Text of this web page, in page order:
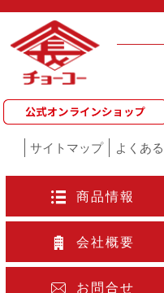
サイトマップ よくあ
商品情報
会社概要
お問合せ